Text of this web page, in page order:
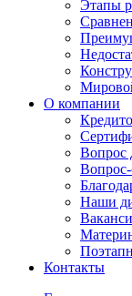
Этапы
О компании
Вопрос
Вопрос-
Наши
Контакты